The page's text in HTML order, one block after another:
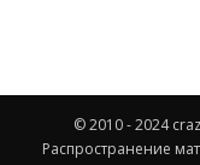
© 2010 - 2024
Распространение